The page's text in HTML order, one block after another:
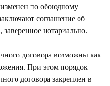
по обоюдному
соглашение об
нотариально.
договора возможны как
При этом порядок
договора закреплен в